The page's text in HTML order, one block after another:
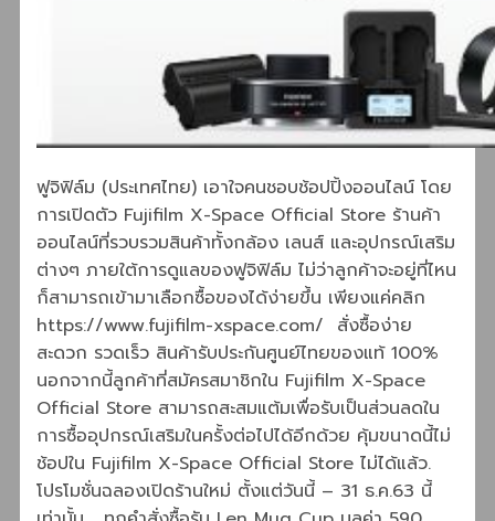
ฟูจิฟิล์ม (ประเทศไทย) เอาใจคนชอบช้อปปิ้งออนไลน์ โดย
การเปิดตัว Fujifilm X-Space Official Store ร้านค้า
ออนไลน์ที่รวบรวมสินค้าทั้งกล้อง เลนส์ และอุปกรณ์เสริม
ต่างๆ ภายใต้การดูแลของฟูจิฟิล์ม ไม่ว่าลูกค้าจะอยู่ที่ไหน
ก็สามารถเข้ามาเลือกซื้อของได้ง่ายขึ้น เพียงแค่คลิก
https://www.fujifilm-xspace.com/ สั่งซื้อง่าย
สะดวก รวดเร็ว สินค้ารับประกันศูนย์ไทยของแท้ 100%
นอกจากนี้ลูกค้าที่สมัครสมาชิกใน Fujifilm X-Space
Official Store สามารถสะสมแต้มเพื่อรับเป็นส่วนลดใน
การซื้ออุปกรณ์เสริมในครั้งต่อไปได้อีกด้วย คุ้มขนาดนี้ไม่
ช้อปใน Fujifilm X-Space Official Store ไม่ได้แล้ว.
โปรโมชั่นฉลองเปิดร้านใหม่ ตั้งแต่วันนี้ – 31 ธ.ค.63 นี้